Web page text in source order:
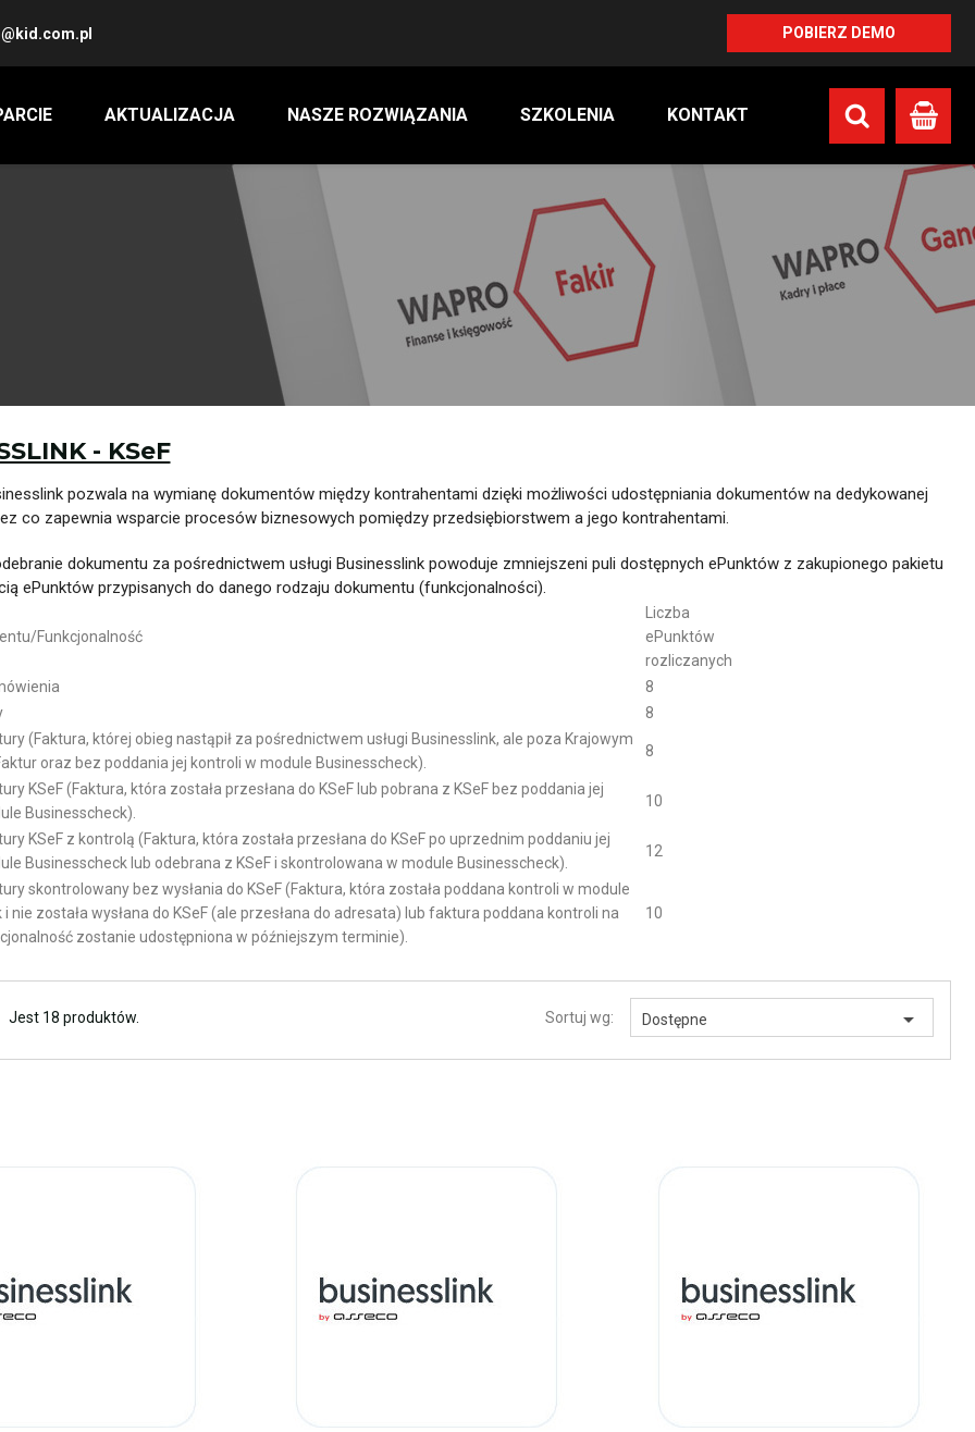
POBIERZ DEMO
AKTUALIZACJA NASZE ROZWIĄZANIA SZKOLENIA
KONTAKT
- KSeF
pozwala na wymianę dokumentów między kontrahentami dzięki możliwości udostępniania dokumentów na dedykowanej
co zapewnia wsparcie procesów biznesowych pomiędzy przedsiębiorstwem a jego kontrahentami.
dokumentu za pośrednictwem usługi Businesslink powoduje zmniejszeni puli dostępnych ePunktów z zakupionego pakietu
ePunktów przypisanych do danego rodzaju dokumentu (funkcjonalności).
Funkcjonalność
Liczba
ePunktów
rozliczanych
8
8
(Faktura, której obieg nastąpił za pośrednictwem usługi Businesslink, ale poza Krajowym
oraz bez poddania jej kontroli w module Businesscheck).
8
KSeF (Faktura, która została przesłana do KSeF lub pobrana z KSeF bez poddania jej
Businesscheck).
10
KSeF z kontrolą (Faktura, która została przesłana do KSeF po uprzednim poddaniu jej
Businesscheck lub odebrana z KSeF i skontrolowana w module Businesscheck).
12
skontrolowany bez wysłania do KSeF (Faktura, która została poddana kontroli w module
i nie została wysłana do KSeF (ale przesłana do adresata) lub faktura poddana kontroli na
zostanie udostępniona w późniejszym terminie).
10
Jest 18 produktów. Sortuj wg: Dostępne 